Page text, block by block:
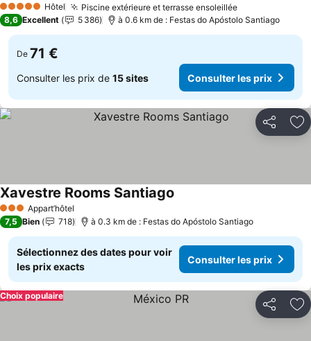
5 Étoiles Hôtel Piscine extérieure et terrasse ensoleilléeConsulter les
8,6 Excellent 5 386 à 0.6 km de : Festas do Apóstolo Santiago
De 71 €
Consulter les prix de 15 sites Consulter les prix
Partager
3 ÉtoilesAppart’hôtel
Xavestre Rooms Santiago
7,5 Bien 718 à 0.3 km de : Festas do Apóstolo Santiago
Sélectionnez des dates pour voir
les prix exacts
Consulter les prix
Partager
Choix populaire